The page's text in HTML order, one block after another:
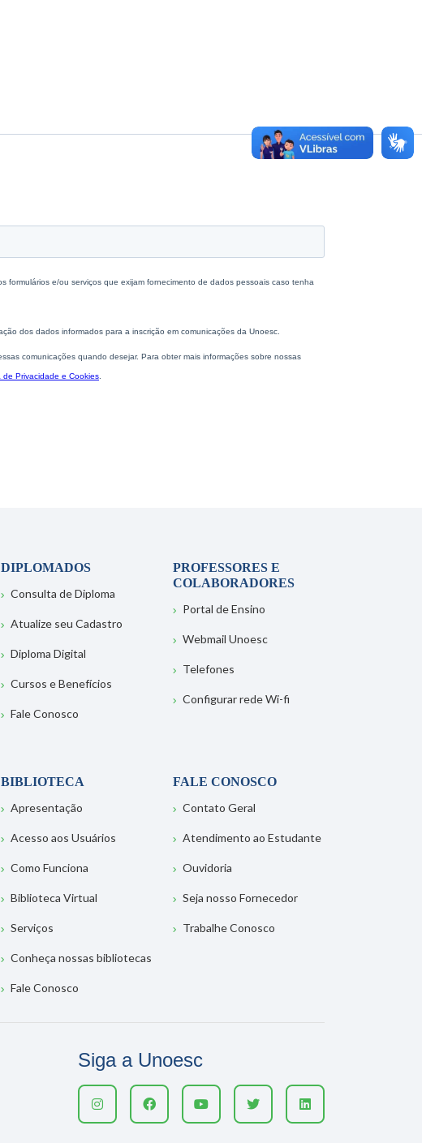
DIPLOMADOS
Consulta de Diploma
Atualize seu Cadastro
Diploma Digital
Cursos e Benefícios
Fale Conosco
PROFESSORES E
COLABORADORES
Portal de Ensino
Webmail Unoesc
Telefones
Configurar rede Wi-fi
BIBLIOTECA
Apresentação
Acesso aos Usuários
Como Funciona
Biblioteca Virtual
Serviços
Conheça nossas bibliotecas
Fale Conosco
FALE CONOSCO
Contato Geral
Atendimento ao Estudante
Ouvidoria
Seja nosso Fornecedor
Trabalhe Conosco
Siga a Unoesc